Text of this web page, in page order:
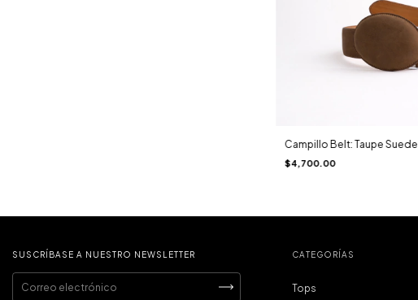
Campillo Belt: Taupe Suede
$4,700.00
SUSCRÍBASE A NUESTRO NEWSLETTER CATEGORÍAS
Tops